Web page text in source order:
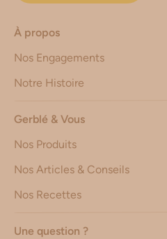
À propos
Nos Engagements
Notre Histoire
Gerblé & Vous
Nos Produits
Nos Articles & Conseils
Nos Recettes
Une question ?